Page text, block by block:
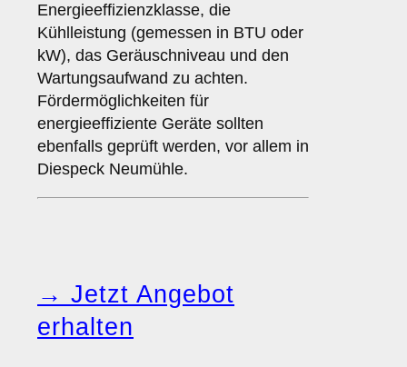
Energieeffizienzklasse, die
Kühlleistung (gemessen in BTU oder
kW), das Geräuschniveau und den
Wartungsaufwand zu achten.
Fördermöglichkeiten für
energieeffiziente Geräte sollten
ebenfalls geprüft werden, vor allem in
Diespeck Neumühle.
→ Jetzt Angebot
erhalten